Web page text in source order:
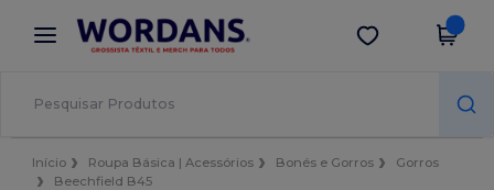
× App Wordans
Melhores preços na app!
Obter app
Início Roupa Básica | Acessórios Bonés e Gorros
Gorros
Beechfield B45